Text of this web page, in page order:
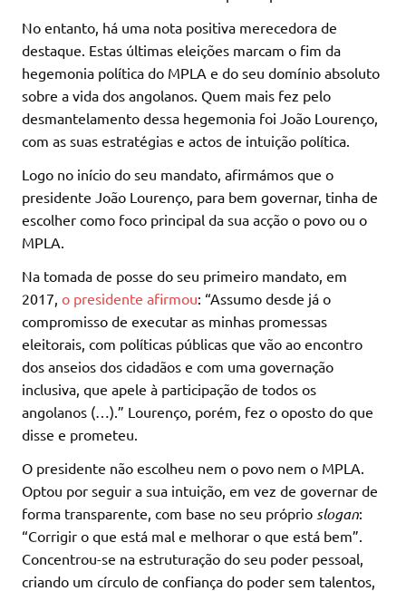
No entanto, há uma nota positiva merecedora de
destaque. Estas últimas eleições marcam o fim da
hegemonia política do MPLA e do seu domínio absoluto
sobre a vida dos angolanos. Quem mais fez pelo
desmantelamento dessa hegemonia foi João Lourenço,
com as suas estratégias e actos de intuição política.
Logo no início do seu mandato, afirmámos que o
presidente João Lourenço, para bem governar, tinha de
escolher como foco principal da sua acção o povo ou o
MPLA.
Na tomada de posse do seu primeiro mandato, em
2017, o presidente afirmou: “Assumo desde já o
compromisso de executar as minhas promessas
eleitorais, com políticas públicas que vão ao encontro
dos anseios dos cidadãos e com uma governação
inclusiva, que apele à participação de todos os
angolanos (…).” Lourenço, porém, fez o oposto do que
disse e prometeu.
O presidente não escolheu nem o povo nem o MPLA.
Optou por seguir a sua intuição, em vez de governar de
forma transparente, com base no seu próprio slogan:
“Corrigir o que está mal e melhorar o que está bem”.
Concentrou-se na estruturação do seu poder pessoal,
criando um círculo de confiança do poder sem talentos,